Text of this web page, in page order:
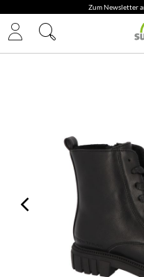
Zum Newsletter